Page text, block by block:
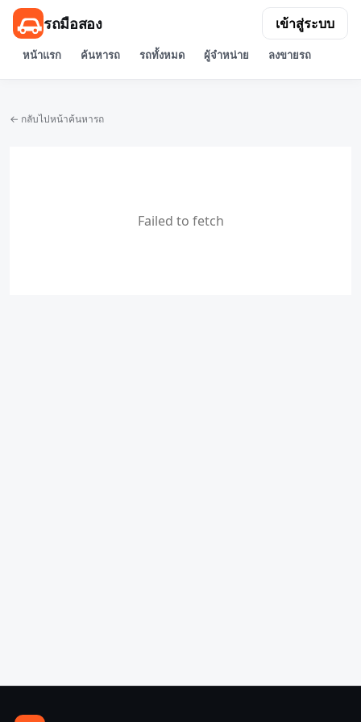
รถมือสอง
หน้าแรก ค้นหารถ รถทั้งหมด ผู้จำหน่าย ลงขายรถ
เข้าสู่ระบบ
← กลับไปหน้าค้นหารถ
Failed to fetch